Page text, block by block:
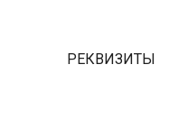
РЕКВИЗИТЫ